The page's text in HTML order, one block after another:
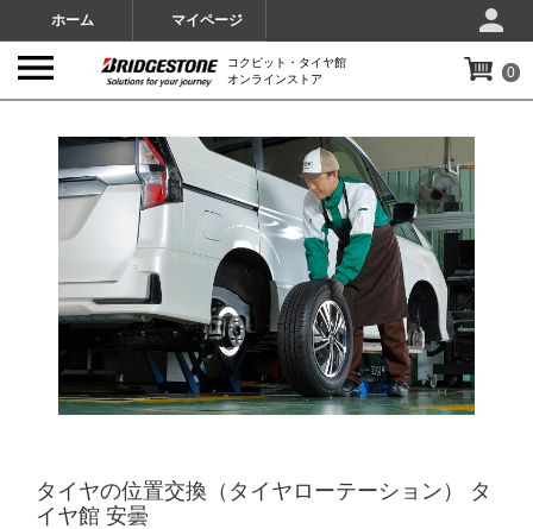
ホーム マイページ
コクピット・タイヤ館
オンラインストア
0
タイヤの位置交換（タイヤローテーション） タ
イヤ館 安曇